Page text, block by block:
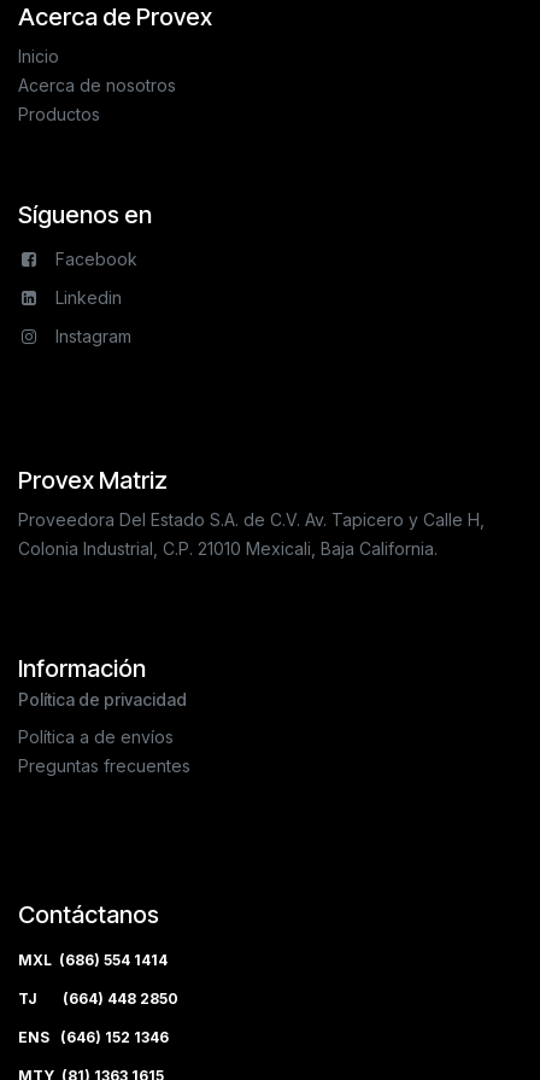
Acerca de Provex
Inicio
Acerca de nosotros
Productos
Síguenos en
Facebook
Linkedin
Instagram
Provex Matriz
Proveedora Del Estado S.A. de C.V. Av. Tapicero y Calle H,
Colonia Industrial, C.P. 21010 Mexicali, Baja California.
Información
Política de privacidad
Política a de envíos
Preguntas frecuentes
Contáctanos
MXL (686) 554 1414
TJ (664) 448 2850
ENS (646) 152 1346
MTY (81) 1363 1615